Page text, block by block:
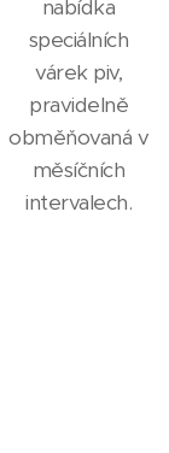
nabídka
speciálních
várek piv,
pravidelně
obměňovaná v
měsíčních
intervalech.